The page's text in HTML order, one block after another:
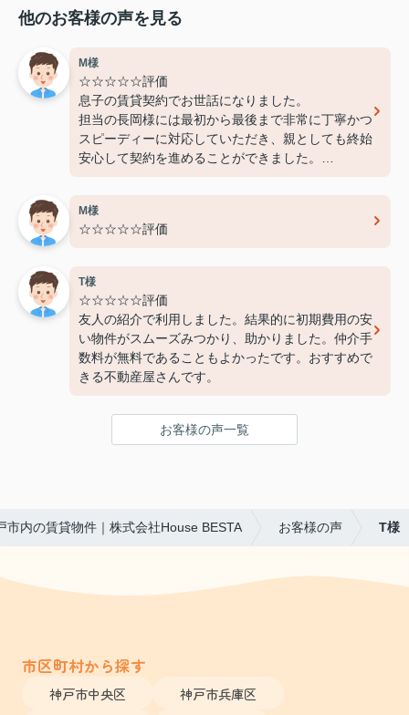
他のお客様の声を見る
M様
☆☆☆☆☆評価
息子の賃貸契約でお世話になりました。
担当の長岡様には最初から最後まで非常に丁寧かつ
スピーディーに対応していただき、親としても終始
安心して契約を進めることができました。
また機会があればぜひ利用させていただきたいと思
います。本当にありがとうございました！
M様
☆☆☆☆☆評価
T様
☆☆☆☆☆評価
友人の紹介で利用しました。結果的に初期費用の安
い物件がスムーズみつかり、助かりました。仲介手
数料が無料であることもよかったです。おすすめで
きる不動産屋さんです。
お客様の声一覧
市内の賃貸物件｜株式会社House BESTA お客様の声 T様
市区町村から探す
神戸市中央区
神戸市兵庫区